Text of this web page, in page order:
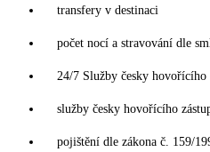
transfery v destinaci
počet nocí a stravování dle
24/7 Služby česky hovořícího
služby česky hovořícího
pojištění dle zákona č. 159/